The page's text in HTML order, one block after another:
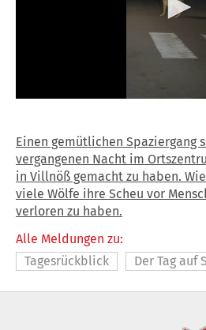
15
seconds
Einen gemütlichen Spaziergang
vergangenen Nacht im
in Villnöß gemacht zu haben.
viele Wölfe ihre Scheu vor
verloren zu haben.
Alle Meldungen zu:
Tagesrückblick
Der Tag auf